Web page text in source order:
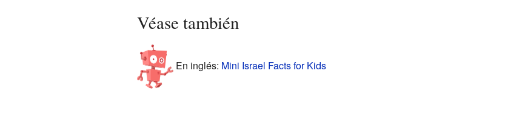
Véase también
En inglés: Mini Israel Facts for Kids